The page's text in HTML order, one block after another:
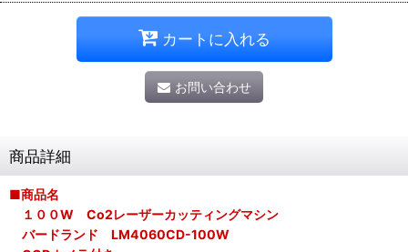
カートに入れる
お問い合わせ
商品詳細
■商品名
１００W Co2レーザーカッティングマシン
バードランド LM4060CD-100W